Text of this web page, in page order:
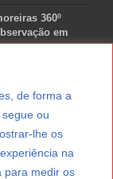
de forma a
ou
lhe os
na
para medir os
360º
em
de liderança